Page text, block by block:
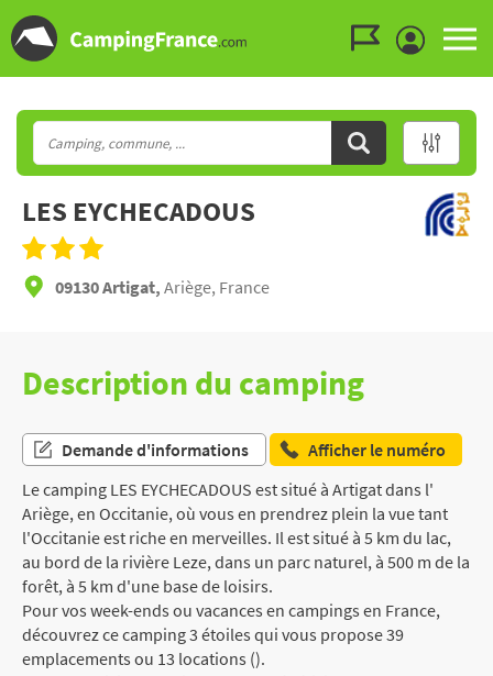
LES EYCHECADOUS
09130 Artigat, Ariège, France
Description du camping
Demande d'informations
Afficher le numéro
Le camping LES EYCHECADOUS est situé à Artigat dans l'
Ariège, en Occitanie, où vous en prendrez plein la vue tant
l'Occitanie est riche en merveilles. Il est situé à 5 km du lac,
au bord de la rivière Leze, dans un parc naturel, à 500 m de la
forêt, à 5 km d'une base de loisirs.
Pour vos week-ends ou vacances en campings en France,
découvrez ce camping 3 étoiles qui vous propose 39
emplacements ou 13 locations ().